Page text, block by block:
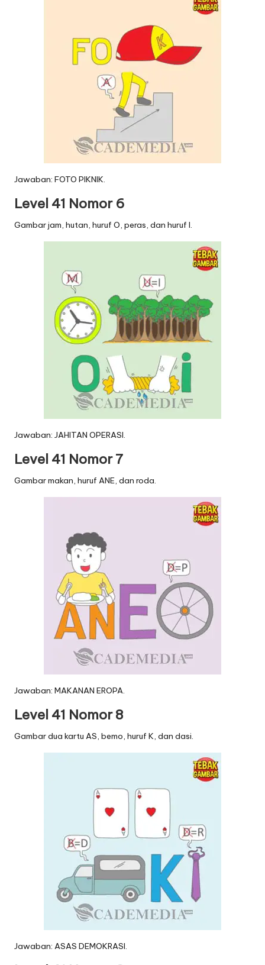
Jawaban: FOTO PIKNIK.
Level 41 Nomor 6
Gambar jam, hutan, huruf O, peras, dan huruf I.
Jawaban: JAHITAN OPERASI.
Level 41 Nomor 7
Gambar makan, huruf ANE, dan roda.
Jawaban: MAKANAN EROPA.
Level 41 Nomor 8
Gambar dua kartu AS, bemo, huruf K, dan dasi.
Jawaban: ASAS DEMOKRASI.